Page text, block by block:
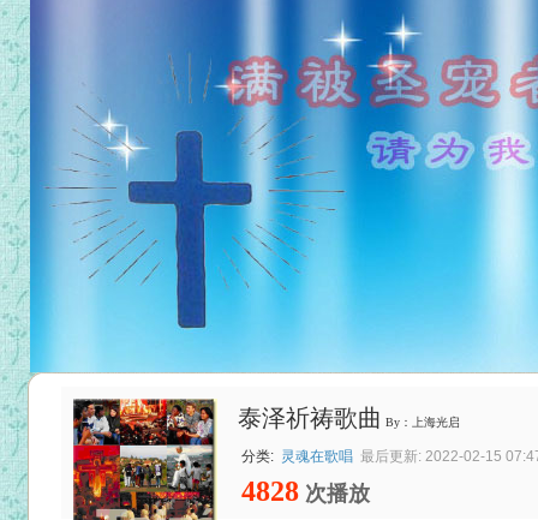
泰泽祈祷歌曲 By：上海光启
分类: 灵魂在歌唱 最后更新: 2022-02-15
4828 次播放